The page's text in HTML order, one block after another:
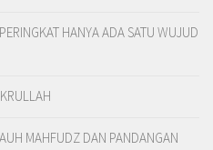
HANYA ADA SATU WUJUD
MAHFUDZ DAN PANDANGAN